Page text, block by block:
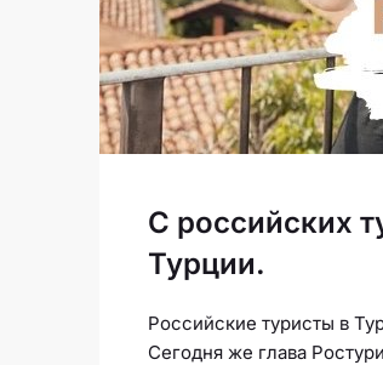
C российских
Турции.
Российские туристы в
Сегодня же глава